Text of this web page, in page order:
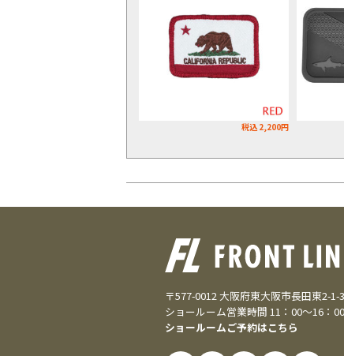
税込 2,200円
〒577-0012 大阪府東大阪市長田東2-1-
ショールーム営業時間 11：00～16：
ショールームご予約はこちら